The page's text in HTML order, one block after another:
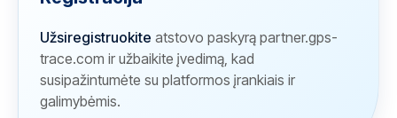
Užsiregistruokite atstovo paskyrą partner.gps-
trace.com ir užbaikite įvedimą, kad
susipažintumėte su platformos įrankiais ir
galimybėmis.